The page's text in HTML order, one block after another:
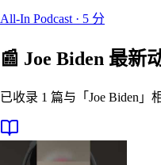
All-In Podcast · 5 分
📰 Joe Biden 最新
已收录 1 篇与「Joe Biden」